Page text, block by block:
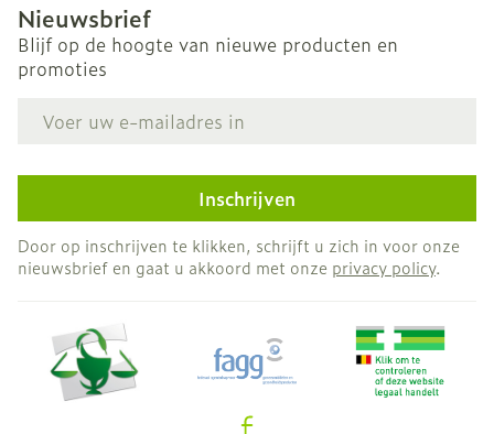
Nieuwsbrief
Blijf op de hoogte van nieuwe producten en
promoties
Inschrijven
Door op inschrijven te klikken, schrijft u zich in voor onze
nieuwsbrief en gaat u akkoord met onze privacy policy.